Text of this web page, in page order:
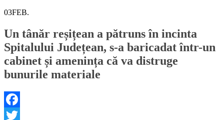
03FEB.
Un tânăr reșițean a pătruns în incinta
Spitalului Județean, s-a baricadat într-un
cabinet și amenința că va distruge
bunurile materiale
Facebook